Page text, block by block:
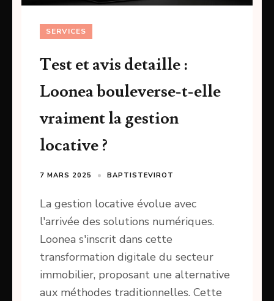
SERVICES
Test et avis detaille :
Loonea bouleverse-t-elle
vraiment la gestion
locative ?
7 MARS 2025 BAPTISTEVIROT
La gestion locative évolue avec
l'arrivée des solutions numériques.
Loonea s'inscrit dans cette
transformation digitale du secteur
immobilier, proposant une alternative
aux méthodes traditionnelles. Cette